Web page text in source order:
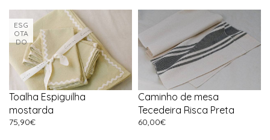
ESG
OTA
DO
Toalha Espiguilha
mostarda
75,90€
Caminho de mesa
Tecedeira Risca Preta
60,00€